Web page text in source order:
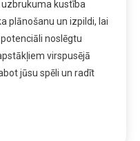
kustība
plānošanu un izpildi, lai
noslēgtu
virspusējā
jūsu spēli un radīt